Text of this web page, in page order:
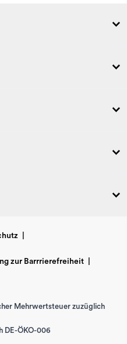
zur Barrrierefreiheit
Mehrwertsteuer zuzüglich
DE-ÖKO-006